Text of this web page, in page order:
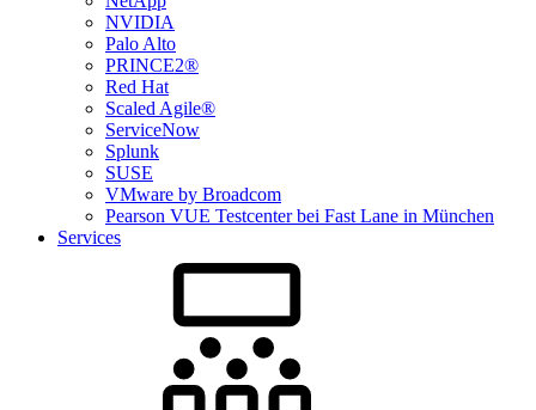
NVIDIA
Palo Alto
PRINCE2®
Red Hat
Scaled Agile®
ServiceNow
Splunk
SUSE
VMware by Broadcom
Pearson VUE Testcenter bei Fast Lane in München
Services